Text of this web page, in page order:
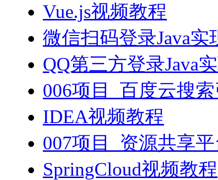
Vue.js视频教程
微信扫码登录Java实
QQ第三方登录Java
006项目_百度云搜
IDEA视频教程
007项目_资源共享
SpringCloud视频教程